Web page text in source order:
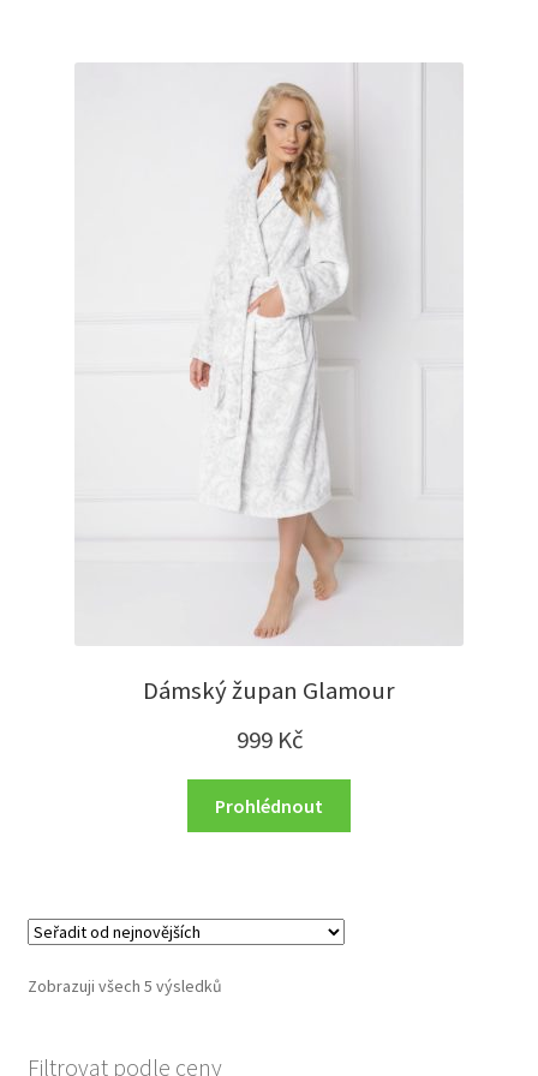
Dámský župan Glamour
999 Kč
Prohlédnout
Zobrazuji všech 5 výsledků
Filtrovat podle ceny